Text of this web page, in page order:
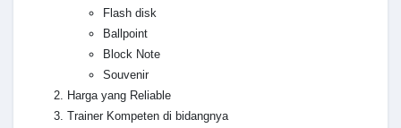
Flash disk
Ballpoint
Block Note
Souvenir
Harga yang Reliable
Trainer Kompeten di bidangnya